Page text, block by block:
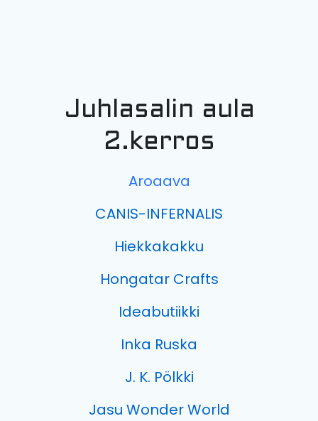
Juhlasalin aula
2.kerros
Aroaava
CANIS-INFERNALIS
Hiekkakakku
Hongatar Crafts
Ideabutiikki
Inka Ruska
J. K. Pölkki
Jasu Wonder World